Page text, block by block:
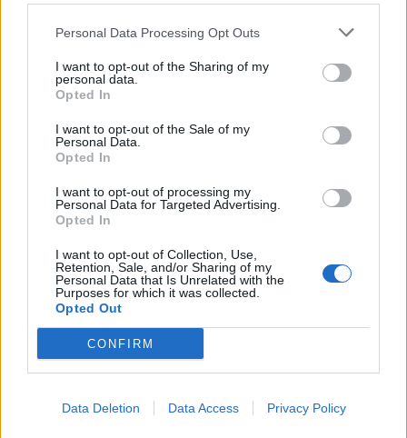
Personal Data Processing Opt Outs
I want to opt-out of the Sharing of my
personal data.
Opted In
I want to opt-out of the Sale of my
Personal Data.
Opted In
I want to opt-out of processing my
Personal Data for Targeted Advertising.
Opted In
I want to opt-out of Collection, Use,
Retention, Sale, and/or Sharing of my
Personal Data that Is Unrelated with the
Purposes for which it was collected.
Opted Out
CONFIRM
Data Deletion Data Access Privacy Policy
συστήματος καταγραφής
κρουσμάτων στον ΕΟΔΥ
ΣΧΕΤΙΚΑ ΑΡΘΡΑ